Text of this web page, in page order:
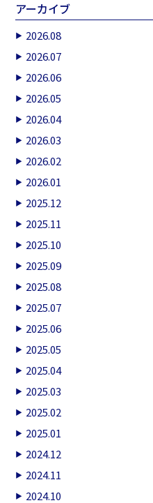
アーカイブ
2026.08
2026.07
2026.06
2026.05
2026.04
2026.03
2026.02
2026.01
2025.12
2025.11
2025.10
2025.09
2025.08
2025.07
2025.06
2025.05
2025.04
2025.03
2025.02
2025.01
2024.12
2024.11
2024.10